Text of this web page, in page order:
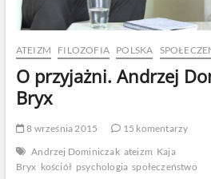
ATEIZM FILOZOFIA POLSKA
O przyjażni. Andrzej
Bryx
8 września 2015
15 komentarzy
Andrzej Dominiczak ateizm Kaja
Bryx kościół psychologia społeczeństwo